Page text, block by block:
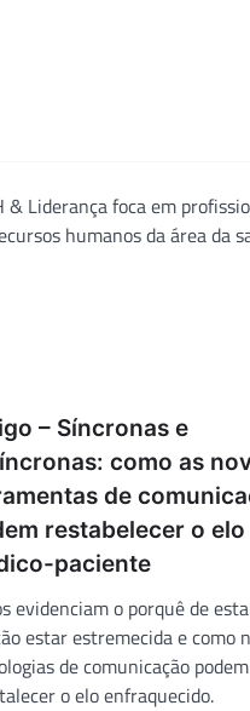
& Liderança foca em
humanos da área da
– Síncronas e
como as
de
restabelecer o elo
paciente
evidenciam o porquê de esta
estar estremecida e como
de comunicação
o elo enfraquecido.